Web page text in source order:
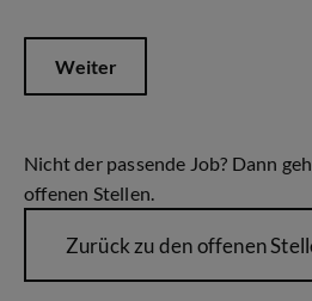
Weiter
Nicht der passende Job? Dann
offenen Stellen.
Zurück zu den offenen